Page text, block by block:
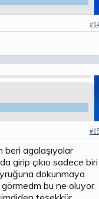
beri agalaşıyolar
girip çıkıo sadece biri
dokunmaya
görmedm bu ne oluyor